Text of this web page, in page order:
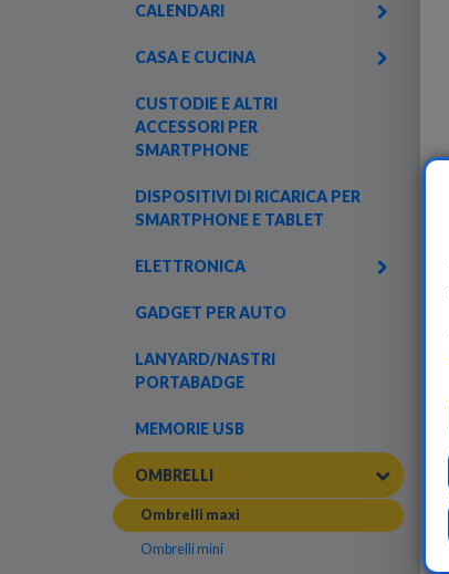
CALENDARI
CASA E CUCINA
CUSTODIE E ALTRI
ACCESSORI PER
SMARTPHONE
DISPOSITIVI DI RICARICA PER
SMARTPHONE E TABLET
ELETTRONICA
GADGET PER AUTO
LANYARD/NASTRI
PORTABADGE
MEMORIE USB
OMBRELLI
Ombrelli maxi
Ombrelli mini